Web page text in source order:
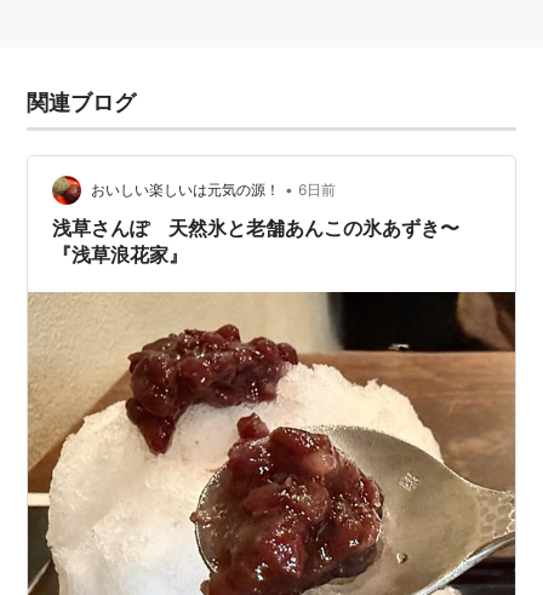
関連ブログ
おいしい楽しいは元気の源！ • 6日前
浅草さんぽ 天然氷と老舗あんこの氷あずき〜
『浅草浪花家』